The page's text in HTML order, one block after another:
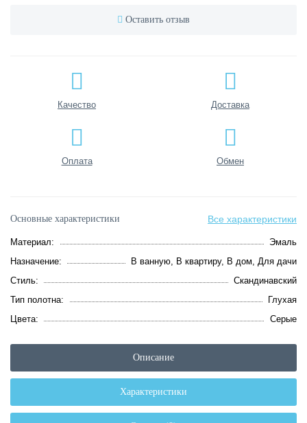
Оставить отзыв
Качество Доставка
Оплата Обмен
Основные характеристики Все характеристики
Материал:
Эмаль
Назначение:
В ванную, В квартиру, В дом, Для дачи
Стиль:
Скандинавский
Тип полотна:
Глухая
Цвета:
Серые
Описание
Характеристики